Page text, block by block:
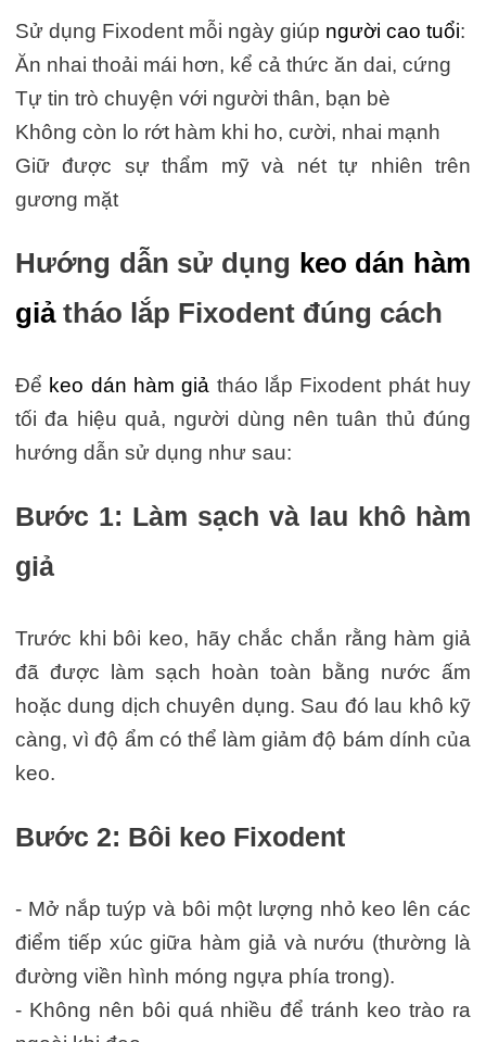
Sử dụng Fixodent mỗi ngày giúp người cao tuổi:
Ăn nhai thoải mái hơn, kể cả thức ăn dai, cứng
Tự tin trò chuyện với người thân, bạn bè
Không còn lo rớt hàm khi ho, cười, nhai mạnh
Giữ được sự thẩm mỹ và nét tự nhiên trên
gương mặt
Hướng dẫn sử dụng keo dán hàm
giảtháo lắp Fixodent đúng cách
Để keo dán hàm giả tháo lắp Fixodent phát huy
tối đa hiệu quả, người dùng nên tuân thủ đúng
hướng dẫn sử dụng như sau:
Bước 1: Làm sạch và lau khô hàm
giả
Trước khi bôi keo, hãy chắc chắn rằng hàm giả
đã được làm sạch hoàn toàn bằng nước ấm
hoặc dung dịch chuyên dụng. Sau đó lau khô kỹ
càng, vì độ ẩm có thể làm giảm độ bám dính của
keo.
Bước 2: Bôi keo Fixodent
- Mở nắp tuýp và bôi một lượng nhỏ keo lên các
điểm tiếp xúc giữa hàm giả và nướu (thường là
đường viền hình móng ngựa phía trong).
- Không nên bôi quá nhiều để tránh keo trào ra